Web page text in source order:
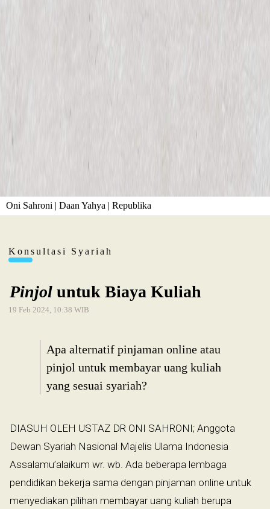
Oni Sahroni | Daan Yahya | Republika
Konsultasi Syariah
Pinjol untuk Biaya Kuliah
19 Feb 2024, 10:38 WIB
Apa alternatif pinjaman online atau
pinjol untuk membayar uang kuliah
yang sesuai syariah?
DIASUH OLEH USTAZ DR ONI SAHRONI; Anggota
Dewan Syariah Nasional Majelis Ulama Indonesia
Assalamu’alaikum wr. wb. Ada beberapa lembaga
pendidikan bekerja sama dengan pinjaman online untuk
menyediakan pilihan membayar uang kuliah berupa